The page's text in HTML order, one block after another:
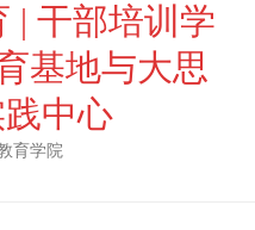
| 干部培训学
基地与大思
中心
育学院